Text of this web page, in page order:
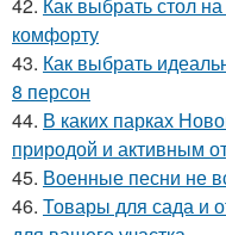
комфорту
43. Как выбрать
8 персон
44. В каких парках
природой и активным
45. Военные песни не
46. Товары для сада и